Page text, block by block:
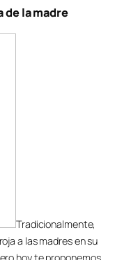
de la madre
Tradicionalmente,
a las madres en su